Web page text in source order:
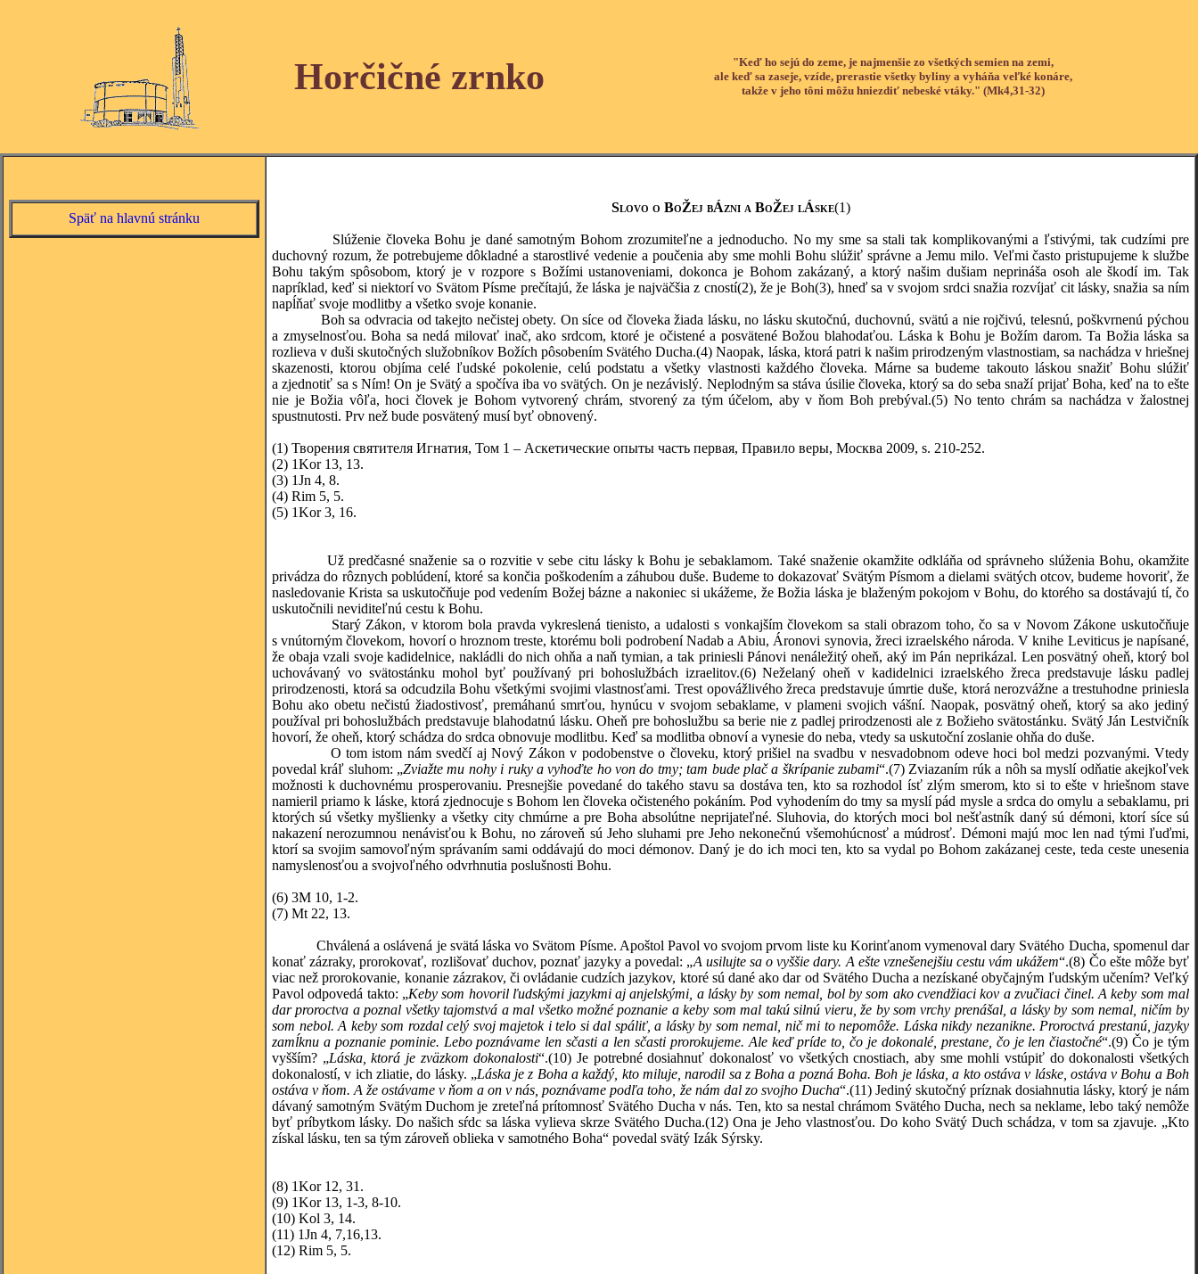
Horčičné zrnko
"Keď ho sejú do zeme, je najmenšie zo všetkých semien na zemi,
ale keď sa zaseje, vzíde, prerastie všetky byliny a vyháňa veľké konáre,
takže v jeho tôni môžu hniezdiť nebeské vtáky." (Mk4,31-32)
Späť na hlavnú stránku
Slovo o BoŽej bÁzni a BoŽej lÁske(1)
Slúženie človeka Bohu je dané samotným Bohom zrozumiteľne a jednoducho. No my sme sa stali tak komplikovanými a ľstivými, tak cudzími pre
duchovný rozum, že potrebujeme dôkladné a starostlivé vedenie a poučenia aby sme mohli Bohu slúžiť správne a Jemu milo. Veľmi často pristupujeme k službe
Bohu takým spôsobom, ktorý je v rozpore s Božími ustanoveniami, dokonca je Bohom zakázaný, a ktorý našim dušiam neprináša osoh ale škodí im. Tak
napríklad, keď si niektorí vo Svätom Písme prečítajú, že láska je najväčšia z cností(2), že je Boh(3), hneď sa v svojom srdci snažia rozvíjať cit lásky, snažia sa ním
napĺňať svoje modlitby a všetko svoje konanie.
Boh sa odvracia od takejto nečistej obety. On síce od človeka žiada lásku, no lásku skutočnú, duchovnú, svätú a nie rojčivú, telesnú, poškvrnenú pýchou
a zmyselnosťou. Boha sa nedá milovať inač, ako srdcom, ktoré je očistené a posvätené Božou blahodaťou. Láska k Bohu je Božím darom. Ta Božia láska sa
rozlieva v duši skutočných služobníkov Božích pôsobením Svätého Ducha.(4) Naopak, láska, ktorá patri k našim prirodzeným vlastnostiam, sa nachádza v hriešnej
skazenosti, ktorou objíma celé ľudské pokolenie, celú podstatu a všetky vlastnosti každého človeka. Márne sa budeme takouto láskou snažiť Bohu slúžiť
a zjednotiť sa s Ním! On je Svätý a spočíva iba vo svätých. On je nezávislý. Neplodným sa stáva úsilie človeka, ktorý sa do seba snaží prijať Boha, keď na to ešte
nie je Božia vôľa, hoci človek je Bohom vytvorený chrám, stvorený za tým účelom, aby v ňom Boh prebýval.(5) No tento chrám sa nachádza v žalostnej
spustnutosti. Prv než bude posvätený musí byť obnovený.
(1) Творения святителя Игнатия, Том 1 – Аскетические опыты часть первая, Правило веры, Москва 2009, s. 210-252.
(2) 1Kor 13, 13.
(3) 1Jn 4, 8.
(4) Rim 5, 5.
(5) 1Kor 3, 16.
Už predčasné snaženie sa o rozvitie v sebe citu lásky k Bohu je sebaklamom. Také snaženie okamžite odkláňa od správneho slúženia Bohu, okamžite
privádza do rôznych poblúdení, ktoré sa končia poškodením a záhubou duše. Budeme to dokazovať Svätým Písmom a dielami svätých otcov, budeme hovoriť, že
nasledovanie Krista sa uskutočňuje pod vedením Božej bázne a nakoniec si ukážeme, že Božia láska je blaženým pokojom v Bohu, do ktorého sa dostávajú tí, čo
uskutočnili neviditeľnú cestu k Bohu.
Starý Zákon, v ktorom bola pravda vykreslená tienisto, a udalosti s vonkajším človekom sa stali obrazom toho, čo sa v Novom Zákone uskutočňuje
s vnútorným človekom, hovorí o hroznom treste, ktorému boli podrobení Nadab a Abiu, Áronovi synovia, žreci izraelského národa. V knihe Leviticus je napísané,
že obajavzali svoje kadidelnice, nakládli do nich ohňa a naň tymian, a tak priniesli Pánovi nenáležitý oheň, aký im Pán neprikázal. Len posvätný oheň, ktorý bol
uchovávaný vo svätostánku mohol byť používaný pri bohoslužbách izraelitov.(6)Neželaný oheň v kadidelnici izraelského žreca predstavuje lásku padlej
prirodzenosti, ktorá sa odcudzila Bohu všetkými svojimi vlastnosťami. Trest opovážlivého žreca predstavuje úmrtie duše, ktorá nerozvážne a trestuhodne priniesla
Bohu ako obetu nečistú žiadostivosť, premáhanú smrťou, hynúcu v svojom sebaklame, v plameni svojich vášní. Naopak, posvätný oheň, ktorý sa ako jediný
používal pri bohoslužbách predstavuje blahodatnú lásku. Oheň pre bohoslužbu sa berie nie z padlej prirodzenosti ale z Božieho svätostánku. Svätý Ján Lestvičník
hovorí, že oheň, ktorý schádza do srdca obnovuje modlitbu. Keď sa modlitba obnoví a vynesie do neba, vtedy sa uskutoční zoslanie ohňa do duše.
O tom istom nám svedčí aj Nový Zákon v podobenstve o človeku, ktorý prišiel na svadbu v nesvadobnom odeve hoci bol medzi pozvanými. Vtedy
povedal kráľ sluhom: „Zviažte mu nohy i ruky a vyhoďte ho von do tmy; tam bude plač a škrípanie zubami“.(7) Zviazaním rúk a nôh sa myslí odňatie akejkoľvek
možnosti k duchovnému prosperovaniu. Presnejšie povedané do takého stavu sa dostáva ten, kto sa rozhodol ísť zlým smerom, kto si to ešte v hriešnom stave
namieril priamo k láske, ktorá zjednocuje s Bohom len človeka očisteného pokáním. Pod vyhodením do tmy sa myslí pád mysle a srdca do omylu a sebaklamu, pri
ktorých sú všetky myšlienky a všetky city chmúrne a pre Boha absolútne neprijateľné. Sluhovia, do ktorých moci bol nešťastník daný sú démoni, ktorí síce sú
nakazení nerozumnou nenávisťou k Bohu, no zároveň sú Jeho sluhami pre Jeho nekonečnú všemohúcnosť a múdrosť. Démoni majú moc len nad tými ľuďmi,
ktorí sa svojim samovoľným správaním sami oddávajú do moci démonov. Daný je do ich moci ten, kto sa vydal po Bohom zakázanej ceste, teda ceste unesenia
namyslenosťou a svojvoľného odvrhnutia poslušnosti Bohu.
(6) 3M 10, 1-2.
(7) Mt 22, 13.
Chválená a oslávená je svätá láska vo Svätom Písme. Apoštol Pavol vo svojom prvom liste ku Korinťanom vymenoval dary Svätého Ducha, spomenul dar
konať zázraky, prorokovať, rozlišovať duchov, poznať jazyky a povedal: „A usilujte sa o vyššie dary. A ešte vznešenejšiu cestu vám ukážem“.(8) Čo ešte môže byť
viac než prorokovanie, konanie zázrakov, či ovládanie cudzích jazykov, ktoré sú dané ako dar od Svätého Ducha a nezískané obyčajným ľudským učením? Veľký
Pavol odpovedá takto: „Keby som hovoril ľudskými jazykmi aj anjelskými, a lásky by som nemal, bol by som ako cvendžiaci kov a zvučiaci činel. A keby som mal
dar proroctva a poznal všetky tajomstvá a mal všetko možné poznanie a keby som mal takú silnú vieru, že by som vrchy prenášal, a lásky by som nemal, ničím by
som nebol. A keby som roz­dal celý svoj majetok i telo si dal spáliť, a lásky by som nemal, nič mi to nepomôže. Láska nikdy nezanikne. Proroctvá prestanú, jazyky
zamĺknu a poznanie pominie. Lebo poznávame len sčasti a len sčasti prorokujeme. Ale keď príde to, čo je dokonalé, prestane, čo je len čiastočné“.(9) Čo je tým
vyšším? „Láska, ktorá je zväzkom dokonalosti“.(10) Je potrebné dosiahnuť dokonalosť vo všetkých cnostiach, aby sme mohli vstúpiť do dokonalosti všetkých
dokona­lostí, v ich zliatie, do lásky. „Láska je z Boha a každý, kto miluje, narodil sa z Boha a pozná Boha. Boh je láska, a kto ostáva v láske, ostáva v Bohu a Boh
ostáva v ňom. A že ostávame v ňom a on v nás, poznávame podľa toho, že nám dal zo svojho Ducha“.(11) Jediný skutočný príznak dosiahnutia lásky, ktorý je nám
dávaný samotným Svätým Duchom je zreteľná prítomnosť Svätého Ducha v nás. Ten, kto sa nestal chrámom Svätého Ducha, nech sa neklame, lebo taký nemôže
byť príbytkom lásky. Do našich sŕdc sa láska vylieva skrze Svätého Ducha.(12) Ona je Jeho vlastnosťou. Do koho Svätý Duch schádza, v tom sa zjavuje. „Kto
získal lásku, ten sa tým zároveň oblieka v samotného Boha“ povedal svätý Izák Sýrsky.
(8) 1Kor 12, 31.
(9) 1Kor 13, 1-3, 8-10.
(10) Kol 3, 14.
(11) 1Jn 4, 7,16,13.
(12) Rim 5, 5.